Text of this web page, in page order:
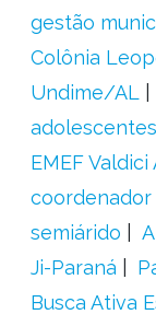
gestão
Colônia
Undime/AL
adolescentes
EMEF
semiárido
Ji-Paraná
Busca Ativa